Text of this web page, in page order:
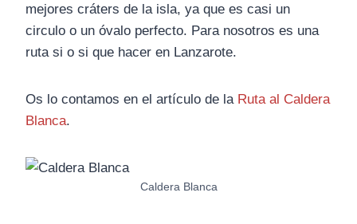
mejores cráters de la isla, ya que es casi un
circulo o un óvalo perfecto. Para nosotros es una
ruta si o si que hacer en Lanzarote.
Os lo contamos en el artículo de la Ruta al Caldera
Blanca.
Caldera Blanca